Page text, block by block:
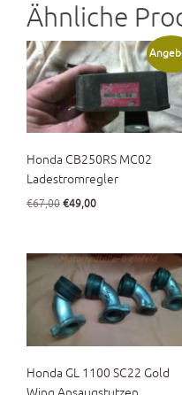
Ähnliche
Honda CB250RS MC02
Ladestromregler
€67,00 Ursprünglicher
€67,00
€49,00Aktueller
€49,00.
Honda GL 1100 SC22 Gold